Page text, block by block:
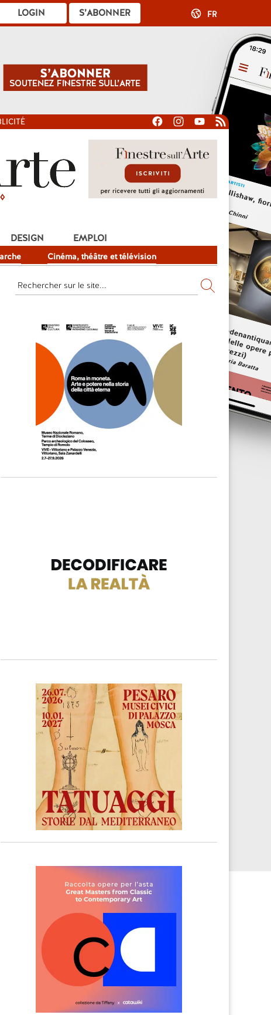
S’ABONNER
LOGIN FR
Cinéma, théâtre et télévision
DESIGN EMPLOI